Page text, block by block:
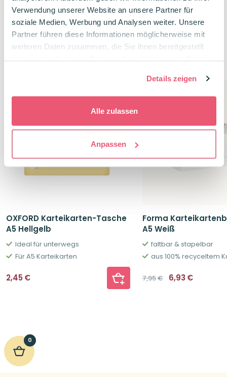
Verwendung unserer Website an unsere Partner für
soziale Medien, Werbung und Analysen weiter. Unsere
Partner führen diese Informationen möglicherweise mit
weiteren Daten zusammen, die Sie ihnen bereitgestellt
Details zeigen
Alle zulassen
Anpassen
35,70€ Ursprünglicher
Preis
war:
35,70€
28,56 €Aktueller
Preis
ist:
28,56€.
35,70€ Preis
war:
35,70€
28,56
ist:
OXFORD Karteikarten-Tasche
A5 Hellgelb
Ideal für unterwegs
Für A5 Karteikarten
2,45 €
Forma
A5 Weiß
faltbar & stapelbar
aus 100% recyceltem
7,95€ Preis
6,93 €
0